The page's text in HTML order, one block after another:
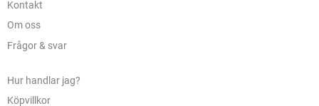
Kontakt
Om oss
Frågor & svar
Hur handlar jag?
Köpvillkor